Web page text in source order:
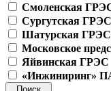
Смоленская
Сургутская
Шатурская ГРЭС
Московское
Яйвинская ГРЭС
«Инжиниринг»